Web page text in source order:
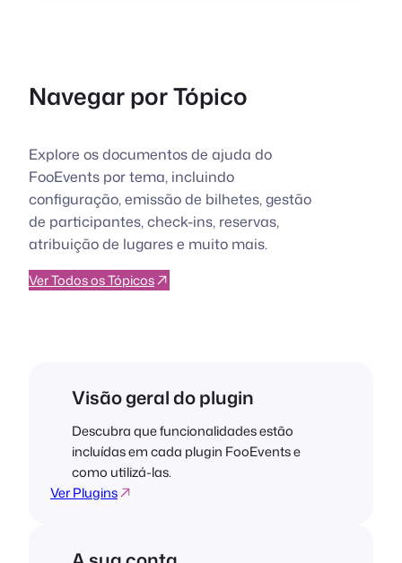
Navegar por Tópico
Explore os documentos de ajuda do
FooEvents por tema, incluindo
configuração, emissão de bilhetes, gestão
de participantes, check-ins, reservas,
atribuição de lugares e muito mais.
Ver Todos os Tópicos
Visão geral do plugin
Descubra que funcionalidades estão
incluídas em cada plugin FooEvents e
como utilizá-las.
Ver Plugins